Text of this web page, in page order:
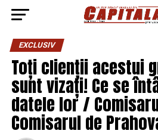
EXCLUSIV
Toți clienții acestui
sunt vizați! Ce se
datele lor /
Comisarul de